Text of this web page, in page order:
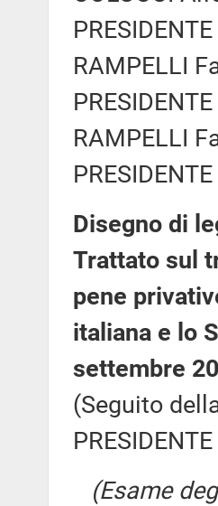
RAMPELLI
RAMPELLI
Disegno di
Trattato sul
pene
italiana e lo
settembre
(Seguito
(Esame